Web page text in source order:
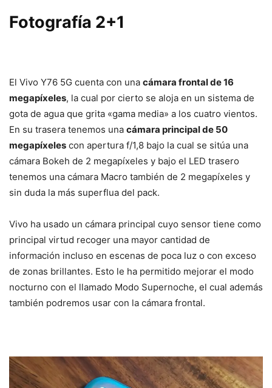
Fotografía 2+1
El Vivo Y76 5G cuenta con una cámara frontal de 16
megapíxeles, la cual por cierto se aloja en un sistema de
gota de agua que grita «gama media» a los cuatro vientos.
En su trasera tenemos una cámara principal de 50
megapíxeles con apertura f/1,8 bajo la cual se sitúa una
cámara Bokeh de 2 megapíxeles y bajo el LED trasero
tenemos una cámara Macro también de 2 megapíxeles y
sin duda la más superflua del pack.
Vivo ha usado un cámara principal cuyo sensor tiene como
principal virtud recoger una mayor cantidad de
información incluso en escenas de poca luz o con exceso
de zonas brillantes. Esto le ha permitido mejorar el modo
nocturno con el llamado Modo Supernoche, el cual además
también podremos usar con la cámara frontal.